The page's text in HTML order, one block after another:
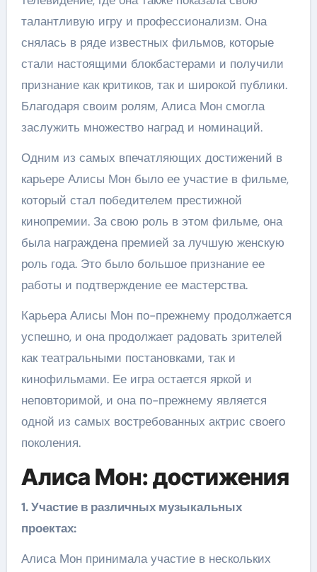
талантливую игру и профессионализм. Она
снялась в ряде известных фильмов, которые
стали настоящими блокбастерами и получили
признание как критиков, так и широкой публики.
Благодаря своим ролям, Алиса Мон смогла
заслужить множество наград и номинаций.
Одним из самых впечатляющих достижений в
карьере Алисы Мон было ее участие в фильме,
который стал победителем престижной
кинопремии. За свою роль в этом фильме, она
была награждена премией за лучшую женскую
роль года. Это было большое признание ее
работы и подтверждение ее мастерства.
Карьера Алисы Мон по-прежнему продолжается
успешно, и она продолжает радовать зрителей
как театральными постановками, так и
кинофильмами. Ее игра остается яркой и
неповторимой, и она по-прежнему является
одной из самых востребованных актрис своего
поколения.
Алиса Мон: достижения
1. Участие в различных музыкальных
проектах:
Алиса Мон принимала участие в нескольких